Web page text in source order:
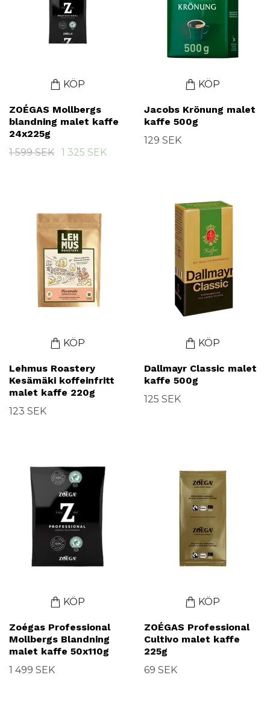
KÖP
ZOÉGAS Mollbergs
blandning malet kaffe
24x225g
1 599 SEK
1 325 SEK
KÖP
Jacobs Krönung malet
kaffe 500g
129 SEK
KÖP
Lehmus Roastery
Kesämäki koffeinfritt
malet kaffe 220g
123 SEK
KÖP
Dallmayr Classic malet
kaffe 500g
125 SEK
KÖP
Zoégas Professional
Mollbergs Blandning
malet kaffe 50x110g
1 499 SEK
KÖP
ZOÉGAS Professional
Cultivo malet kaffe
225g
69 SEK